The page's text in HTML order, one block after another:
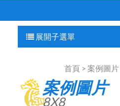
展開子選單
首頁 > 案例圖
案例圖片
8X8